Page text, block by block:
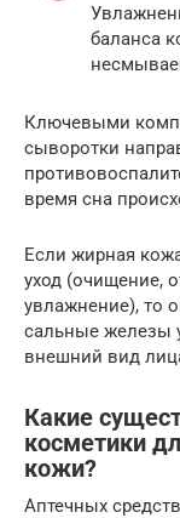
баланса
Ключевыми
сыворотки
время сна
Если жирная
уход (очищение,
увлажнение), то
сальные железы
внешний вид
Какие
косметики
кожи?
Аптечных